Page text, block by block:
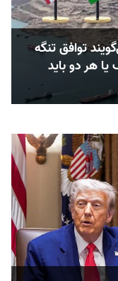
توافق تنگه
هر دو باید